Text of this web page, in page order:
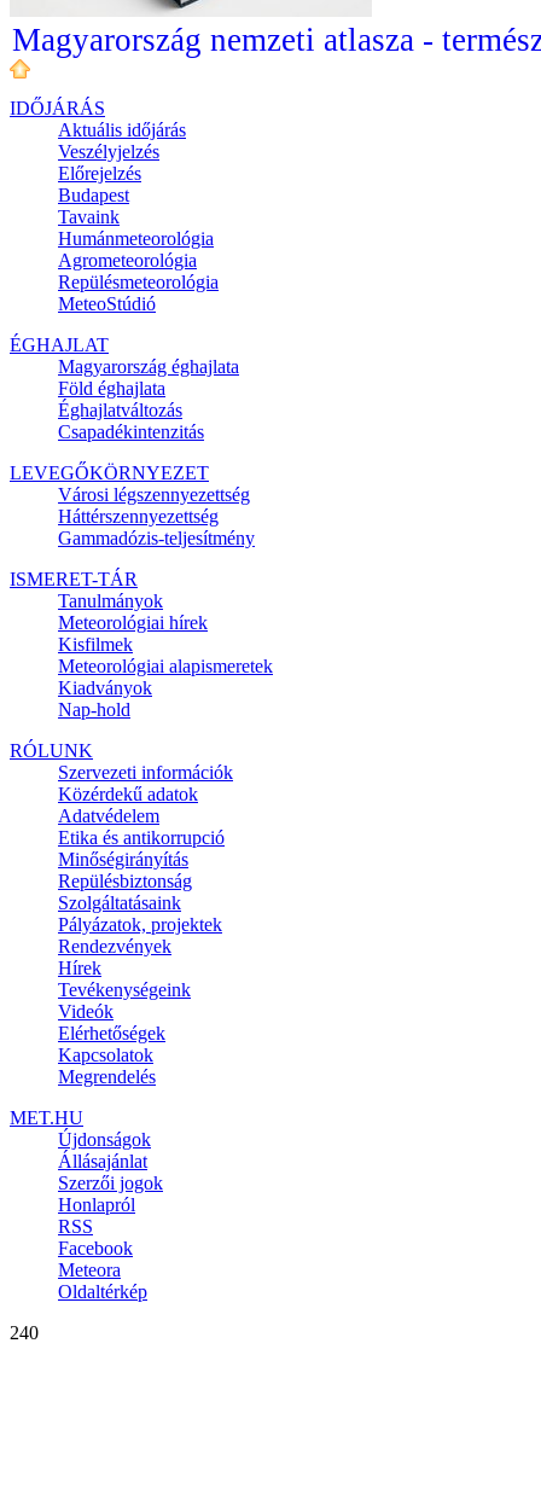
Magyarország nemzeti atlasza -
IDŐJÁRÁS
Aktuális időjárás
Veszélyjelzés
Előrejelzés
Budapest
Tavaink
Humánmeteorológia
Agrometeorológia
Repülésmeteorológia
MeteoStúdió
ÉGHAJLAT
Magyarország éghajlata
Föld éghajlata
Éghajlatváltozás
Csapadékintenzitás
LEVEGŐKÖRNYEZET
Városi légszennyezettség
Háttérszennyezettség
Gammadózis-teljesítmény
ISMERET-TÁR
Tanulmányok
Meteorológiai hírek
Kisfilmek
Meteorológiai alapismeretek
Kiadványok
Nap-hold
RÓLUNK
Szervezeti információk
Közérdekű adatok
Adatvédelem
Etika és antikorrupció
Minőségirányítás
Repülésbiztonság
Szolgáltatásaink
Pályázatok, projektek
Rendezvények
Hírek
Tevékenységeink
Videók
Elérhetőségek
Kapcsolatok
Megrendelés
MET.HU
Újdonságok
Állásajánlat
Szerzői jogok
Honlapról
RSS
Facebook
Meteora
Oldaltérkép
240